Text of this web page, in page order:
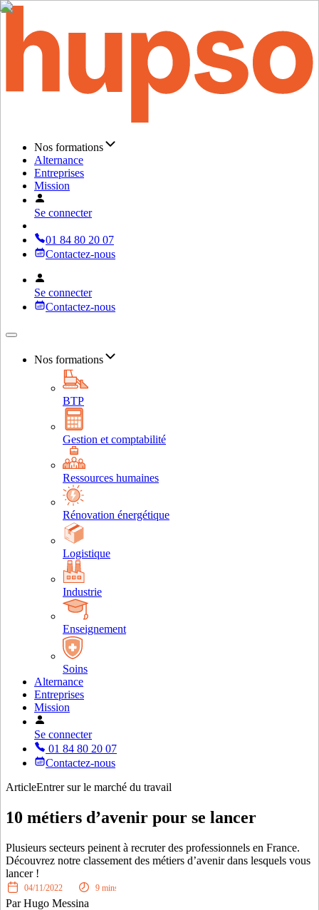
Nos formations
Alternance
Entreprises
Mission
Se connecter
01 84 80 20 07
Contactez-nous
Se connecter
Contactez-nous
Nos formations
BTP
Gestion et comptabilité
Ressources humaines
Rénovation énergétique
Logistique
Industrie
Enseignement
Soins
Alternance
Entreprises
Mission
Se connecter
01 84 80 20 07
Contactez-nous
ArticleEntrer sur le marché du travail
10 métiers d’avenir pour se lancer
Plusieurs secteurs peinent à recruter des professionnels en France.
Découvrez notre classement des métiers d’avenir dans lesquels vous
lancer !
04/11/2022 9 mins
ParHugo Messina